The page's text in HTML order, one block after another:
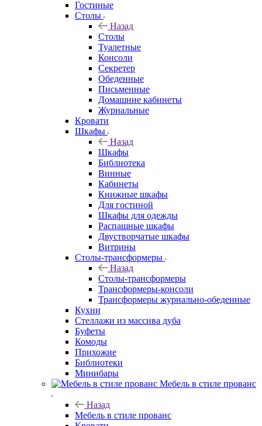
Гостиные
Столы
Назад
Столы
Туалетные
Консоли
Секретер
Обеденные
Письменные
Домашние кабинеты
Журнальные
Кровати
Шкафы
Назад
Шкафы
Библиотека
Винные
Кабинеты
Книжные шкафы
Для гостиной
Шкафы для одежды
Распашные шкафы
Двустворчатые шкафы
Витрины
Столы-трансформеры
Назад
Столы-трансформеры
Трансформеры-консоли
Трансформеры журнально-обеденные
Кухни
Стеллажи из массива дуба
Буфеты
Комоды
Прихожие
Библиотеки
Минибары
Мебель в стиле прованс
Назад
Мебель в стиле прованс